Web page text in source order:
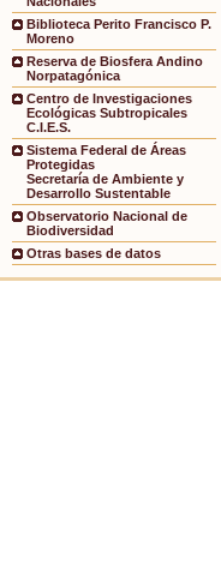
Biblioteca Perito Francisco P.
Moreno
Reserva de Biosfera Andino
Norpatagónica
Centro de Investigaciones
Ecológicas Subtropicales
C.I.E.S.
Sistema Federal de Áreas
Protegidas
Secretaría de Ambiente y
Desarrollo Sustentable
Observatorio Nacional de
Biodiversidad
Otras bases de datos